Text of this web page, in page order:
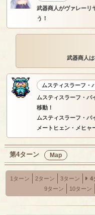
武器商人がヴァレーリ
う！
武器商人
ムスティスラーフ・
ムスティスラーフ・バ
移動！
ムスティスラーフ・バ
メートヒェン・メヒャ
第4ターン Map
1ターン 2ターン 3ターン 4
9ターン
10ターン